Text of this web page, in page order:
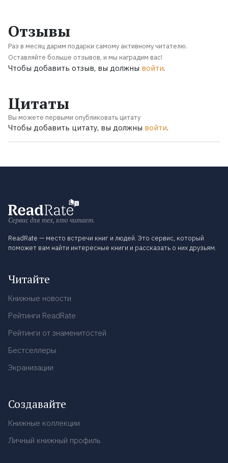
Отзывы
Раз в месяц дарим подарки самому активному читателю.
Оставляйте больше отзывов, и мы наградим вас!
Чтобы добавить отзыв, вы должны войти.
Цитаты
Вы можете первыми опубликовать цитату
Чтобы добавить цитату, вы должны войти.
Сервис для тех, кто читает.
ReadRate — место встречи книг и людей. Это сервис, который
поможет вам найти интересные книги и рассказать о них друзьям.
Читайте
Книжные новости
Рейтинги ReadRate
Рейтинги от знаменитостей
Бестселлеры
Экранизации
Создавайте
Книжные коллекции
Личный книжный профиль